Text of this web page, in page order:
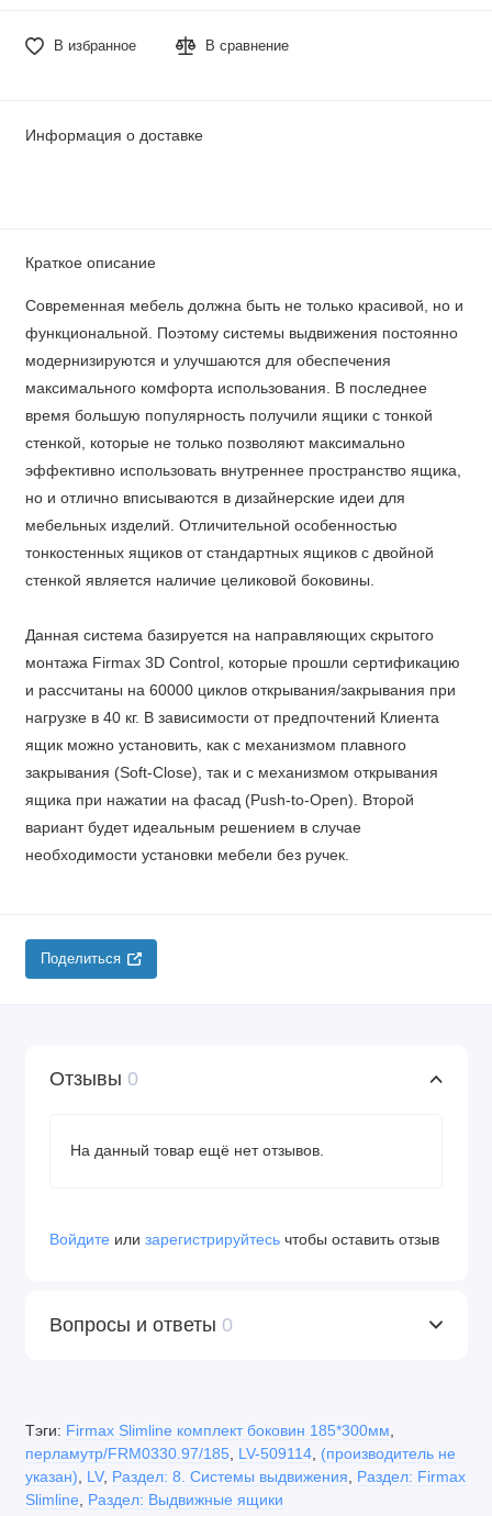
В избранное В сравнение
Информация о доставке
Краткое описание
Современная мебель должна быть не только красивой, но и
функциональной. Поэтому системы выдвижения постоянно
модернизируются и улучшаются для обеспечения
максимального комфорта использования. В последнее
время большую популярность получили ящики с тонкой
стенкой, которые не только позволяют максимально
эффективно использовать внутреннее пространство ящика,
но и отлично вписываются в дизайнерские идеи для
мебельных изделий. Отличительной особенностью
тонкостенных ящиков от стандартных ящиков с двойной
стенкой является наличие целиковой боковины.
Данная система базируется на направляющих скрытого
монтажа Firmax 3D Control, которые прошли сертификацию
и рассчитаны на 60000 циклов открывания/закрывания при
нагрузке в 40 кг. В зависимости от предпочтений Клиента
ящик можно установить, как с механизмом плавного
закрывания (Soft-Close), так и с механизмом открывания
ящика при нажатии на фасад (Push-to-Open). Второй
вариант будет идеальным решением в случае
необходимости установки мебели без ручек.
Поделиться
Отзывы 0
На данный товар ещё нет отзывов.
Войдите или зарегистрируйтесь чтобы оставить отзыв
Вопросы и ответы 0
Тэги: Firmax Slimline комплект боковин 185*300мм
перламутр/FRM0330.97/185
LV-509114, (производитель не
указан)
LV, Раздел: 8. Системы выдвижения
Раздел: Firmax
Slimline
Раздел: Выдвижные ящики